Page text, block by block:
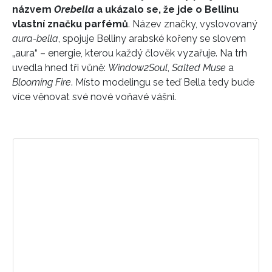
názvem Orebella a ukázalo se, že jde o Bellinu
vlastní značku parfémů. Název značky, vyslovovaný
aura-bella, spojuje Belliny arabské kořeny se slovem
„aura“ – energie, kterou každý člověk vyzařuje. Na trh
uvedla hned tři vůně: Window2Soul, Salted Muse a
Blooming Fire. Místo modelingu se teď Bella tedy bude
více věnovat své nové voňavé vášni.